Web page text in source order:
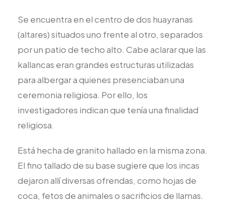
Se encuentra en el centro de dos huayranas
(altares) situados uno frente al otro, separados
por un patio de techo alto. Cabe aclarar que las
kallancas eran grandes estructuras utilizadas
para albergar a quienes presenciaban una
ceremonia religiosa. Por ello, los
investigadores indican que tenía una finalidad
religiosa.
Está hecha de granito hallado en la misma zona.
El fino tallado de su base sugiere que los incas
dejaron allí diversas ofrendas, como hojas de
coca, fetos de animales o sacrificios de llamas.